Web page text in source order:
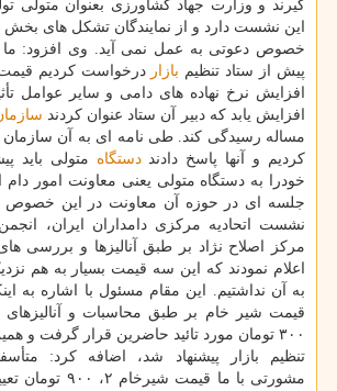
این نشست دارد و از نمایندگان تشکل های
خصوص دعوتی به عمل نمی آید. وی افزود:
پیش از ستاد تنظیم بازار درخواست کردیم قیمت
افزایش نرخ نهاده های دامی و سایر عوامل
افزایش یابد که دبیر آن ستاد عنوان کردند
مساله رسیدگی کند. طی نامه ای به آن سازمان
کردیم و آنها پاسخ دادنددستگاه
متولی باید
خودرا به دستگاه متولی یعنی معاونت امور دام
جلسه ای در حوزه آن معاونت در این خصوص
نشست اتحادیه مرکزی دامداران ایران،
مرکز اصلاح نژاد بر طبق آنالیزها و بررسی
اعلام نمودند که این سه قیمت بسیار به هم
به آن نداشتیم. این مقام مسئول با اشاره به
۳۰۰ تومان مورد تائید حاضرین قرار گرفت و
تنظیم بازار پیشنهاد شد، اضافه کرد:
مشورتی با ما قیمت